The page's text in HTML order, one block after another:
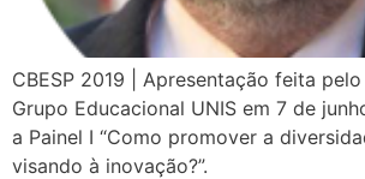
CBESP 2019 | Apresentação feita
Grupo Educacional UNIS em 7 de
a Painel I “Como promover a
visando à inovação?”.